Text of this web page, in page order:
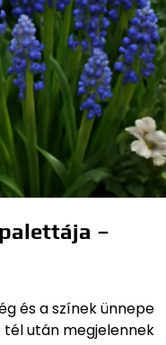
–
és a színek ünnepe
tél után megjelennek